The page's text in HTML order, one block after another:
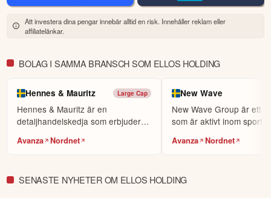
Att investera dina pengar innebär alltid en risk. Innehåller reklam eller
affiliatelänkar.
BOLAG I SAMMA BRANSCH SOM ELLOS HOLDING
Hennes & Mauritz Large Cap
Hennes & Mauritz är en
detaljhandelskedja som erbjuder
Avanza Nordnet
New Wave
New Wave Group är ett
som är aktivt inom sport-
Avanza Nordnet
SENASTE NYHETER OM ELLOS HOLDING